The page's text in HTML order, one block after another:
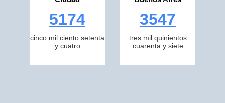
5174
cinco mil ciento setenta
y cuatro
3547
tres mil quinientos
cuarenta y siete